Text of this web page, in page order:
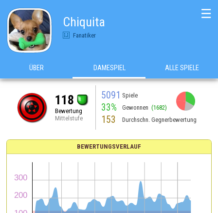
Chiquita
Fanatiker
☰
ÜBER DAMESPIEL ALLE SPIELE
118
Bewertung
Mittelstufe
5091 Spiele
33% Gewonnen (1682)
153 Durchschn. Gegnerbewertung
BEWERTUNGSVERLAUF